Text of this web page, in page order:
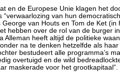
en de Europese Unie klagen het
“verwaarlozing van hun
George van Houts en Tom de Ket (in
hebben over de rol van de burger
Alleman heeft altijd de politieke
na te denken hetzelfde als
bestudeert alle programma’s
overtuigd en de wild
maskerade voor het grootkapitaal”.